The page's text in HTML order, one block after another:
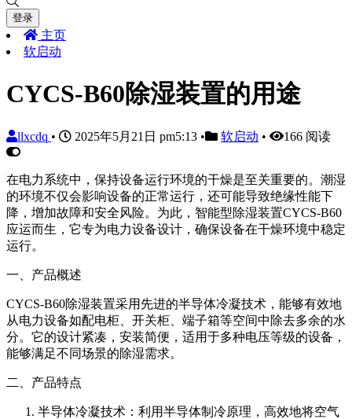
登录
主页
软启动
CYCS-B60除湿装置的用途
llxcdq • 2025年5月21日 pm5:13 • 软启动 • 166 阅读
在电力系统中，保持设备运行环境的干燥是至关重要的。潮湿
的环境不仅会影响设备的正常运行，还可能导致绝缘性能下
降，增加故障和安全风险。为此，智能型除湿装置CYCS-B60
应运而生，它专为电力设备设计，确保设备在干燥环境中稳定
运行。
一、产品概述
CYCS-B60除湿装置采用先进的半导体冷凝技术，能够有效地
从电力设备如配电柜、开关柜、端子箱等空间中除去多余的水
分。它的设计紧凑，安装简便，适用于多种电压等级的设备，
能够满足不同场景的除湿需求。
二、产品特点
半导体冷凝技术：利用半导体制冷原理，高效地将空气